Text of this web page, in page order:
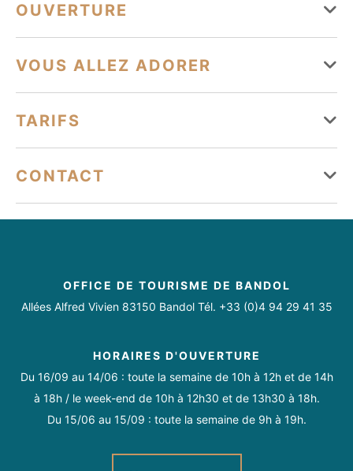
OUVERTURE
Du 01 janvier au 31 décembre
Lundi Ouvert de 08h à 20h
Mardi
Dimanche Ouvert de 08h à 20h
VOUS ALLEZ ADORER
Livraison à domicile Boutique en ligne
TARIFS
American Express Carte bancaire/crédit Chèque
CONTACT
https://www.facebook.com/maisonbecfigue/
https://www.instagram.com/maisonbecfigue/
OFFICE DE TOURISME DE BANDOL
Allées Alfred Vivien 83150 Bandol Tél. +33 (0)4 94 29 41 35
HORAIRES D'OUVERTURE
Du 16/09 au 14/06 : toute la semaine de 10h à 12h et de 14h
à 18h / le week-end de 10h à 12h30 et de 13h30 à 18h.
Du 15/06 au 15/09 : toute la semaine de 9h à 19h.